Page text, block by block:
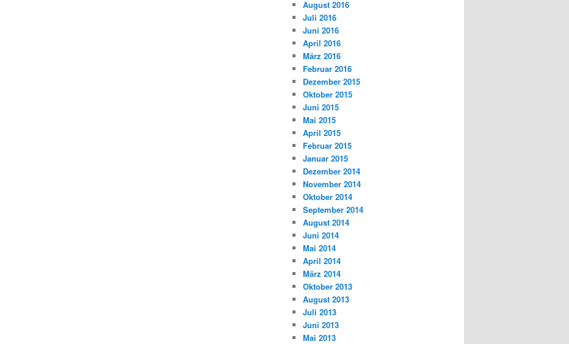
August 2016
Juli 2016
Juni 2016
April 2016
März 2016
Februar 2016
Dezember 2015
Oktober 2015
Juni 2015
Mai 2015
April 2015
Februar 2015
Januar 2015
Dezember 2014
November 2014
Oktober 2014
September 2014
August 2014
Juni 2014
Mai 2014
April 2014
März 2014
Oktober 2013
August 2013
Juli 2013
Juni 2013
Mai 2013